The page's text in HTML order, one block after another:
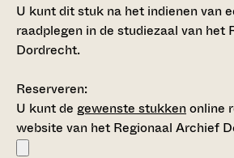
U kunt dit stuk na het indienen van
raadplegen in de studiezaal van het
Dordrecht.
Reserveren:
U kunt de gewenste stukkenonline
website van het Regionaal Archief